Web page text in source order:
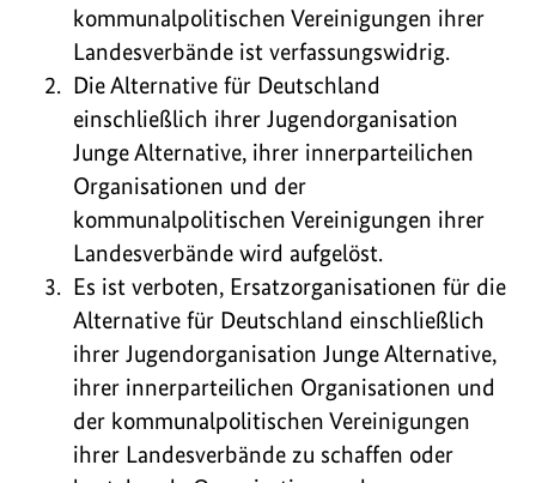
kommunalpolitischen Vereinigungen ihrer
Landesverbände ist verfassungswidrig.
Die Alternative für Deutschland
einschließlich ihrer Jugendorganisation
Junge Alternative, ihrer innerparteilichen
Organisationen und der
kommunalpolitischen Vereinigungen ihrer
Landesverbände wird aufgelöst.
Es ist verboten, Ersatzorganisationen für die
Alternative für Deutschland einschließlich
ihrer Jugendorganisation Junge Alternative,
ihrer innerparteilichen Organisationen und
der kommunalpolitischen Vereinigungen
ihrer Landesverbände zu schaffen oder